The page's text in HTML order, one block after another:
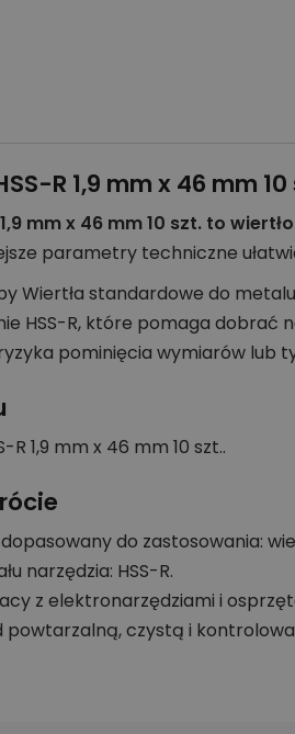
R 1,9 mm x 46 mm 10
mm x 46 mm 10 szt. to
parametry techniczne
Wiertła standardowe do
HSS-R, które pomaga
pominięcia wymiarów lub
R 1,9 mm x 46 mm 10 szt..
do zastosowania:
narzędzia: HSS-R.
z elektronarzędziami i
czystą i